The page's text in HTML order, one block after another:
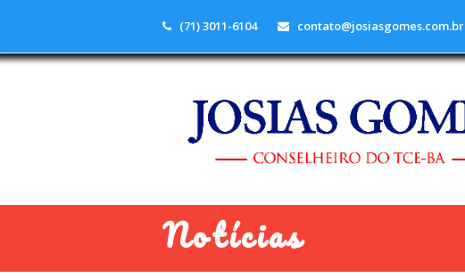
(71) 3011-6104 contato@josiasgomes.com.br
Notícias